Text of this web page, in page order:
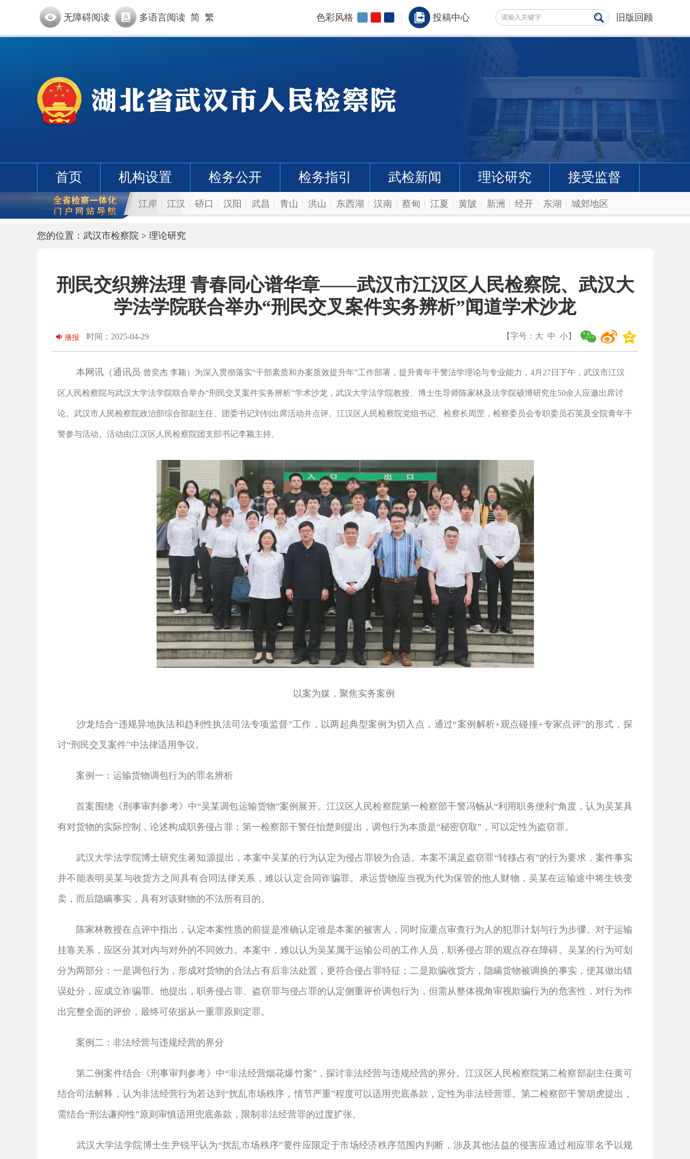
无障碍阅读 多语言阅读 简 繁 色彩风格 投稿中心 旧版回顾
首页 机构设置 检务公开 检务指引 武检新闻 理论研究 接受监督
江岸 江汉 硚口 汉阳 武昌 青山 洪山 东西湖 汉南 蔡甸 江夏 黄陂 新洲 经开 东湖 城郊地区
您的位置： 武汉市检察院 > 理论研究
刑民交织辨法理 青春同心谱华章——武汉市江汉区人民检察院、武汉大
学法学院联合举办“刑民交叉案件实务辨析”闻道学术沙龙
【字号： 大 中 小】
播报 时间：2025-04-29
本网讯（通讯员 曾奕杰 李颖）为深入贯彻落实“干部素质和办案质效提升年”工作部署，提升青年干警法学理论与专业能力，4月27日下午，武汉市江汉
区人民检察院与武汉大学法学院联合举办“刑民交叉案件实务辨析”学术沙龙，武汉大学法学院教授、博士生导师陈家林及法学院硕博研究生50余人应邀出席讨
论。武汉市人民检察院政治部综合部副主任、团委书记刘钊出席活动并点评。江汉区人民检察院党组书记、检察长周罡，检察委员会专职委员石英及全院青年干
警参与活动。活动由江汉区人民检察院团支部书记李颖主持。
以案为媒，聚焦实务案例
沙龙结合“违规异地执法和趋利性执法司法专项监督”工作，以两起典型案例为切入点，通过“案例解析+观点碰撞+专家点评”的形式，探
讨“刑民交叉案件”中法律适用争议。
案例一：运输货物调包行为的罪名辨析
首案围绕《刑事审判参考》中“吴某调包运输货物”案例展开。江汉区人民检察院第一检察部干警冯畅从“利用职务便利”角度，认为吴某具
有对货物的实际控制，论述构成职务侵占罪；第一检察部干警任怡楚则提出，调包行为本质是“秘密窃取”，可以定性为盗窃罪。
武汉大学法学院博士研究生蒋知源提出，本案中吴某的行为认定为侵占罪较为合适。本案不满足盗窃罪“转移占有”的行为要求，案件事实
并不能表明吴某与收货方之间具有合同法律关系，难以认定合同诈骗罪。承运货物应当视为代为保管的他人财物，吴某在运输途中将生铁变
卖，而后隐瞒事实，具有对该财物的不法所有目的。
陈家林教授在点评中指出，认定本案性质的前提是准确认定谁是本案的被害人，同时应重点审查行为人的犯罪计划与行为步骤。对于运输
挂靠关系，应区分其对内与对外的不同效力。本案中，难以认为吴某属于运输公司的工作人员，职务侵占罪的观点存在障碍。吴某的行为可划
分为两部分：一是调包行为，形成对货物的合法占有后非法处置，更符合侵占罪特征；二是欺骗收货方，隐瞒货物被调换的事实，使其做出错
误处分，应成立诈骗罪。他提出，职务侵占罪、盗窃罪与侵占罪的认定侧重评价调包行为，但需从整体视角审视欺骗行为的危害性，对行为作
出完整全面的评价，最终可依据从一重罪原则定罪。
案例二：非法经营与违规经营的界分
第二例案件结合《刑事审判参考》中“非法经营烟花爆竹案”，探讨非法经营与违规经营的界分。江汉区人民检察院第二检察部副主任黄可
结合司法解释，认为非法经营行为若达到“扰乱市场秩序，情节严重”程度可以适用兜底条款，定性为非法经营罪。第二检察部干警胡虎提出，
需结合“刑法谦抑性”原则审慎适用兜底条款，限制非法经营罪的过度扩张。
武汉大学法学院博士生尹锐平认为“扰乱市场秩序”要件应限定于市场经济秩序范围内判断，涉及其他法益的侵害应通过相应罪名予以规